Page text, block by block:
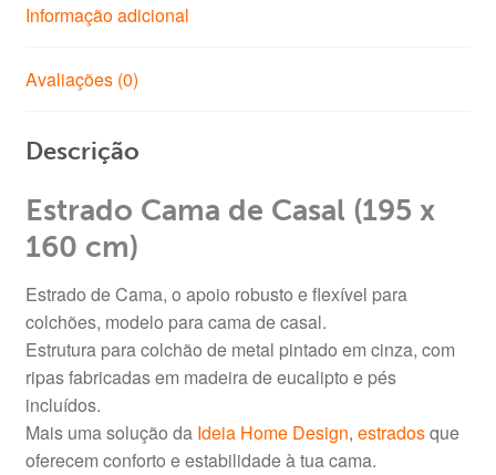
Informação adicional
Avaliações (0)
Descrição
Estrado Cama de Casal (195 x
160 cm)
Estrado de Cama, o apoio robusto e flexível para
colchões, modelo para cama de casal.
Estrutura para colchão de metal pintado em cinza, com
ripas fabricadas em madeira de eucalipto e pés
incluídos.
Mais uma solução da Ideia Home Design, estradosque
oferecem conforto e estabilidade à tua cama.